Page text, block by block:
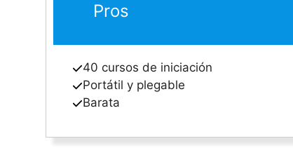
Pros
40 cursos de iniciación
Portátil y plegable
Barata